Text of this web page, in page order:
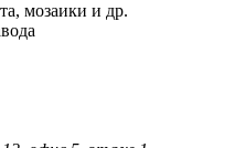
мозаики и др.